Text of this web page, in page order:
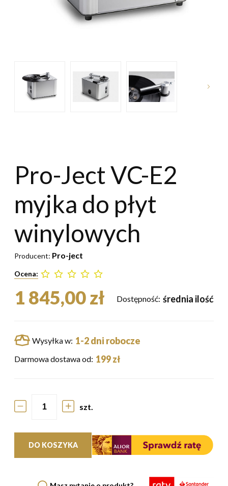
Pro-Ject VC-E2
myjka do płyt
winylowych
Producent: Pro-ject
Ocena:
1 845,00 zł Dostępność: średnia ilość
Wysyłka w: 1-2 dni robocze
Darmowa dostawa od: 199 zł
szt.
DO KOSZYKA